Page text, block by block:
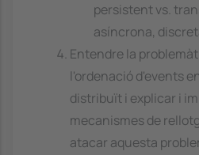
persistent vs.
asíncrona,
Entendre la
l'ordenació d'events
distribuït i explicar i
mecanismes de
atacar aquesta